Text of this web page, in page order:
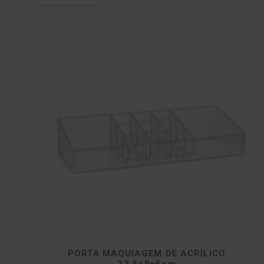
PORTA MAQUIAGEM DE ACRÍLICO